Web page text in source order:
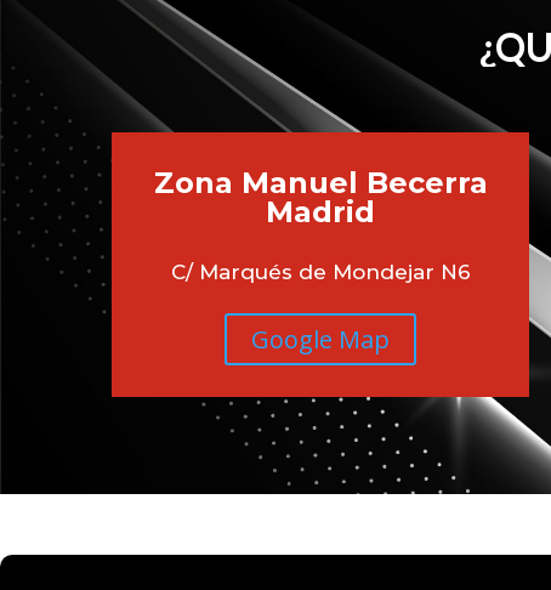
Zona Manuel Becerra
Madrid
C/ Marqués de Mondejar N6
Google Map